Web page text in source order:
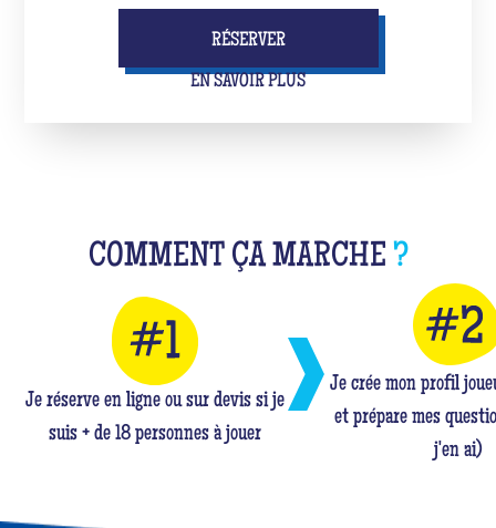
RÉSERVER
EN SAVOIR PLUS
COMMENT ÇA MARCHE ?
Je réserve en ligne ou sur devis si je
suis + de 18 personnes à jouer
Je crée mon profil
et prépare mes
j'en ai)